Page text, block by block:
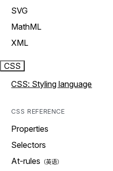
SVG
MathML
XML
CSS
CSS: Styling language
CSS REFERENCE
Properties
Selectors
At-rules